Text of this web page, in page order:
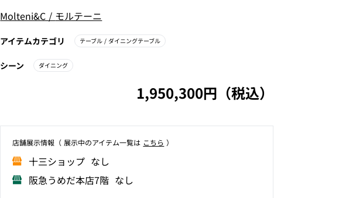
Molteni&C / モルテーニ
アイテムカテゴリ テーブル/ ダイニングテーブル
シーン ダイニング
1,950,300円（税込）
店舗展⽰情報（ 展⽰中のアイテム⼀覧は こちら ）
⼗三ショップ なし
阪急うめだ本店7階 なし